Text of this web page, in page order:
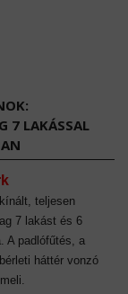
7 LAKÁSSAL
teljesen
7 lakást és 6
A padlófűtés, a
háttér vonzó